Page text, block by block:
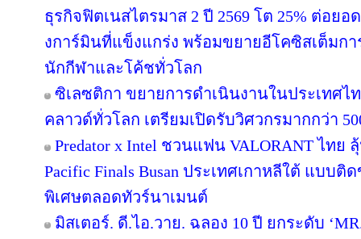
ธุรกิจฟิตเนสไตรมาส 2 ปี 2569 โต 25% ต่อย
งการ์มินที่แข็งแกร่ง พร้อมขยายอีโคซิสเต็มก
นักกีฬาและโค้ชทั่วโลก
ซิเลซติกา ขยายการดำเนินงานในประเทศไ
คลาวด์ทั่วโลก เตรียมเปิดรับวิศวกรมากกว่า
Predator x Intel ชวนแฟน VALORANT ไท
Pacific Finals Busan ประเทศเกาหลีใต้ แบบ
พิเศษตลอดทัวร์นาเมนต์
มิสเตอร์. ดี.ไอ.วาย. ฉลอง 10 ปี ยกระดับ